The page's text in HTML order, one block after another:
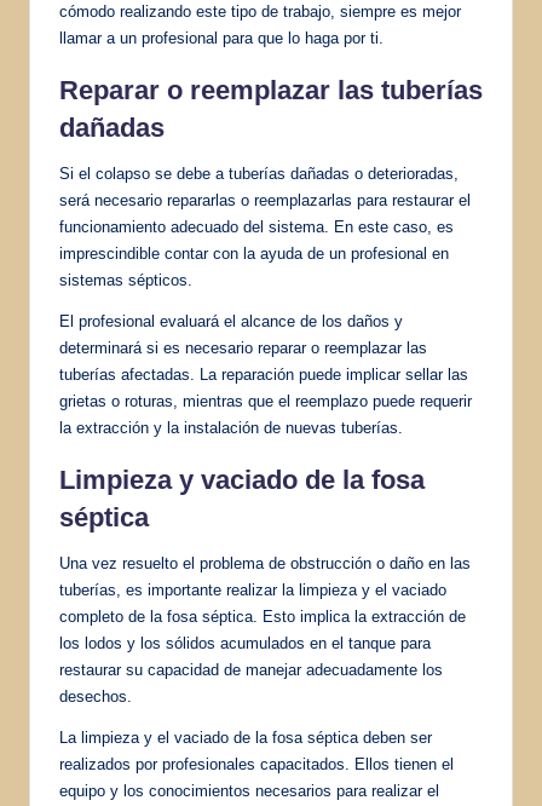
cómodo realizando este tipo de trabajo, siempre es mejor
llamar a un profesional para que lo haga por ti.
Reparar o reemplazar las tuberías
dañadas
Si el colapso se debe a tuberías dañadas o deterioradas,
será necesario repararlas o reemplazarlas para restaurar el
funcionamiento adecuado del sistema. En este caso, es
imprescindible contar con la ayuda de un profesional en
sistemas sépticos.
El profesional evaluará el alcance de los daños y
determinará si es necesario reparar o reemplazar las
tuberías afectadas. La reparación puede implicar sellar las
grietas o roturas, mientras que el reemplazo puede requerir
la extracción y la instalación de nuevas tuberías.
Limpieza y vaciado de la fosa
séptica
Una vez resuelto el problema de obstrucción o daño en las
tuberías, es importante realizar la limpieza y el vaciado
completo de la fosa séptica. Esto implica la extracción de
los lodos y los sólidos acumulados en el tanque para
restaurar su capacidad de manejar adecuadamente los
desechos.
La limpieza y el vaciado de la fosa séptica deben ser
realizados por profesionales capacitados. Ellos tienen el
equipo y los conocimientos necesarios para realizar el